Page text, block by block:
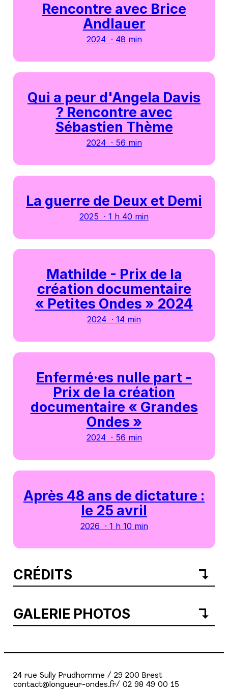
Rencontre avec Brice
Andlauer
2024 · 48 min
Qui a peur d'Angela Davis
? Rencontre avec
Sébastien Thème
2024 · 56 min
La guerre de Deux et Demi
2025 · 1 h 40 min
Mathilde - Prix de la
création documentaire
« Petites Ondes » 2024
2024 · 14 min
Enfermé·es nulle part -
Prix de la création
documentaire « Grandes
Ondes »
2024 · 56 min
Après 48 ans de dictature :
le 25 avril
2026 · 1 h 10 min
CRÉDITS
GALERIE PHOTOS
24 rue Sully Prudhomme / 29 200 Brest
contact@longueur-ondes.fr/ 02 98 49 00 15